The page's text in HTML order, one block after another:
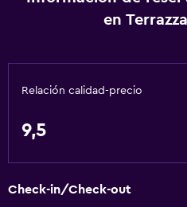
Secador de pelo
Aseo
Baño privado
en
Relación calidad-precio
9,5
Check-in/Check-out